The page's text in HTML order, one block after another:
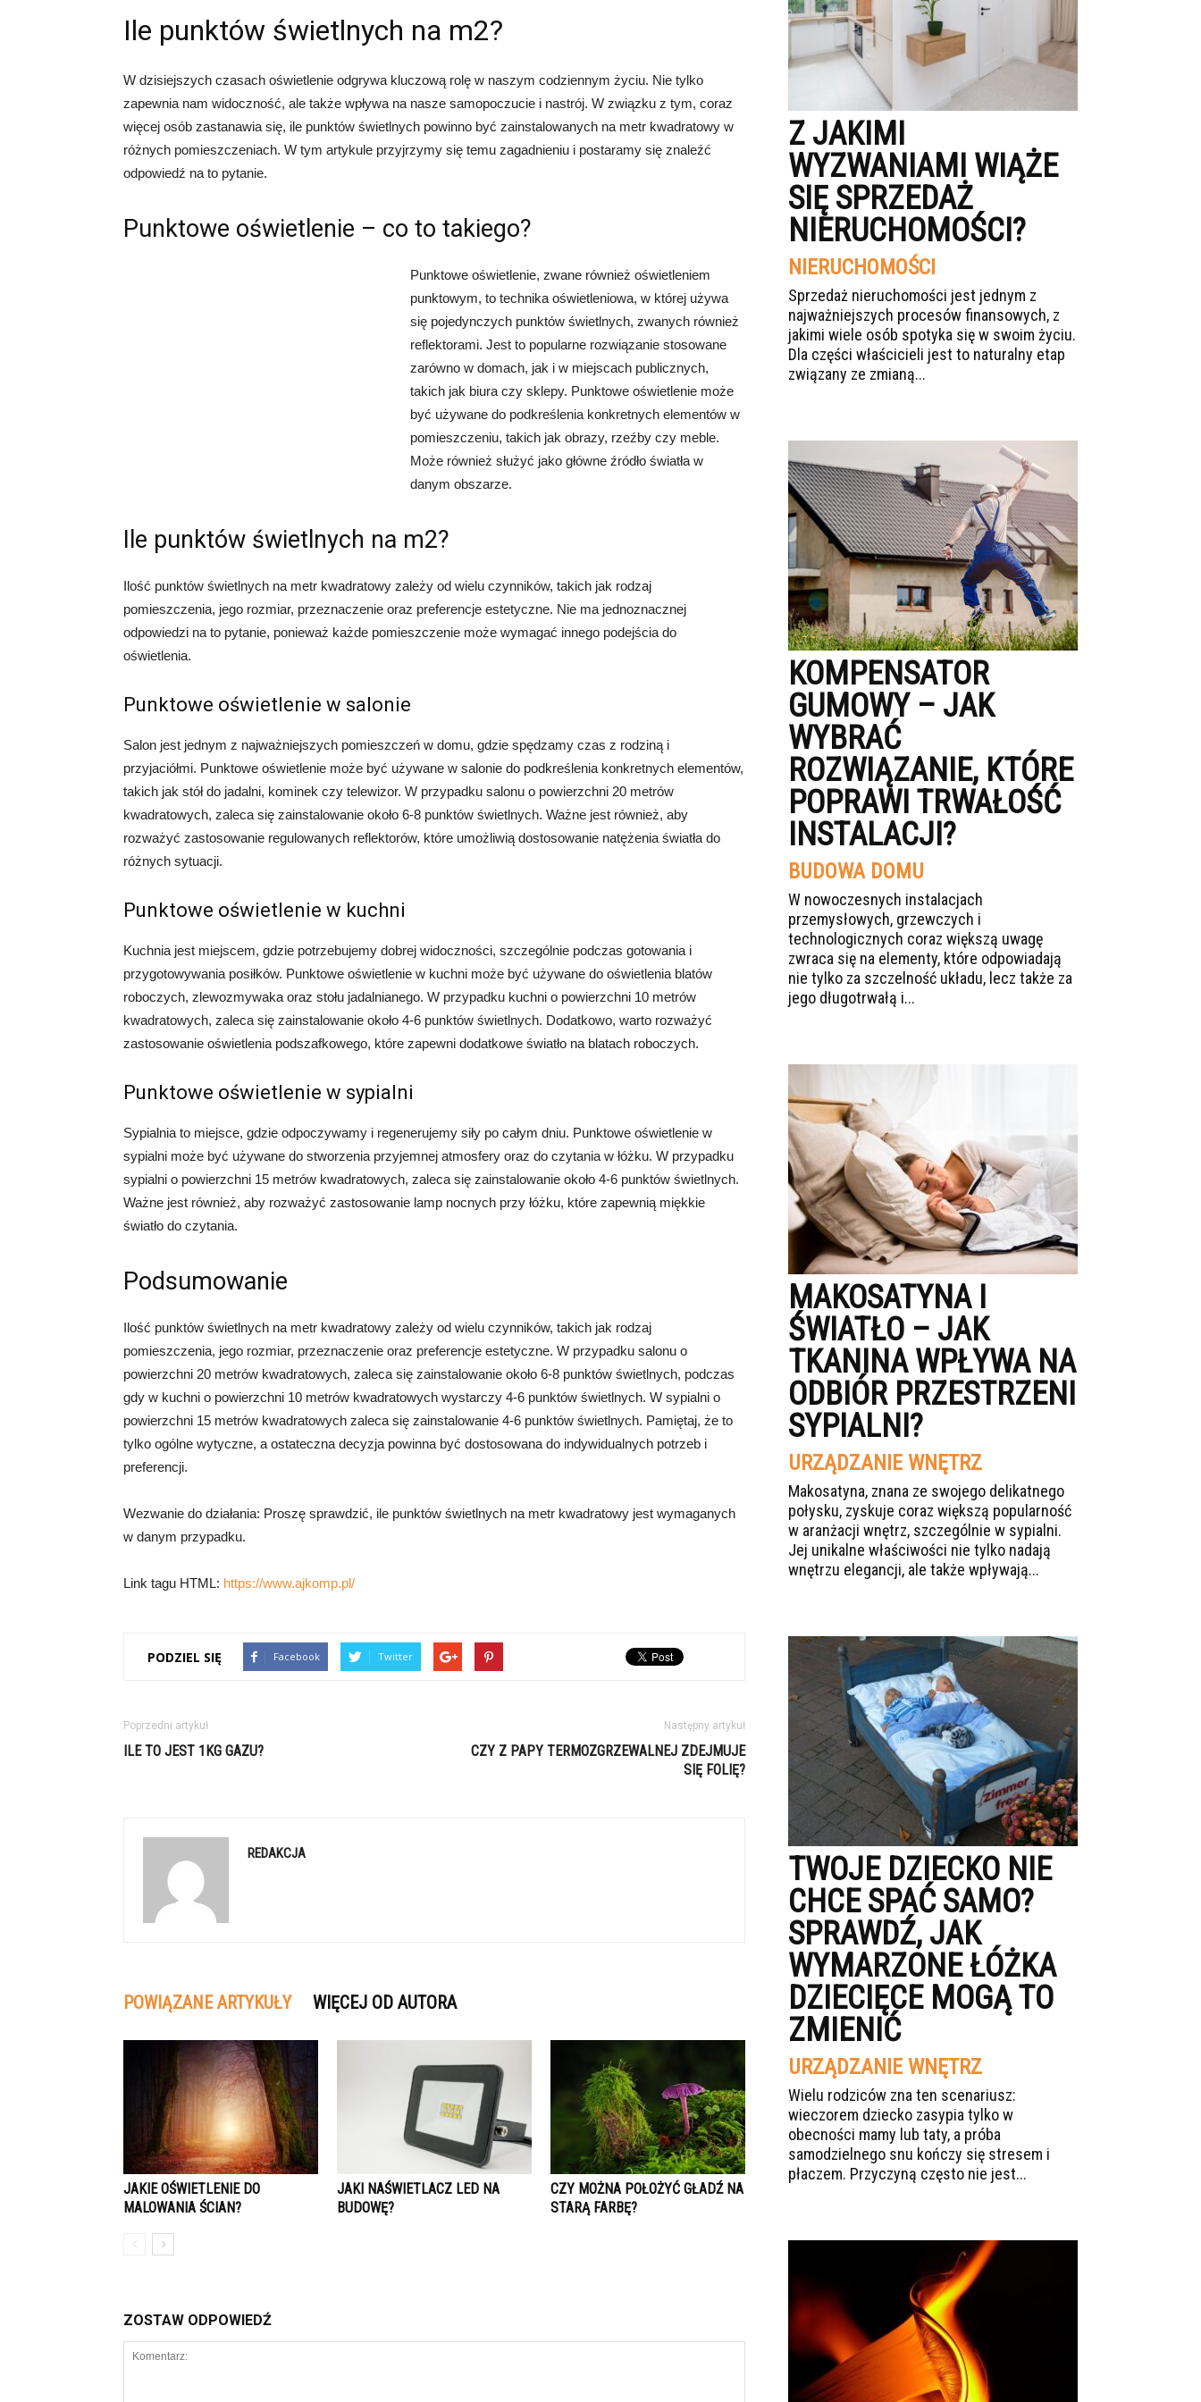
Ile punktów świetlnych na m2?
W dzisiejszych czasach oświetlenie odgrywa kluczową rolę w naszym codziennym życiu. Nie tylko
zapewnia nam widoczność, ale także wpływa na nasze samopoczucie i nastrój. W związku z tym, coraz
więcej osób zastanawia się, ile punktów świetlnych powinno być zainstalowanych na metr kwadratowy w
różnych pomieszczeniach. W tym artykule przyjrzymy się temu zagadnieniu i postaramy się znaleźć
odpowiedź na to pytanie.
Punktowe oświetlenie – co to takiego?
Punktowe oświetlenie, zwane również oświetleniem
punktowym, to technika oświetleniowa, w której używa
się pojedynczych punktów świetlnych, zwanych również
reflektorami. Jest to popularne rozwiązanie stosowane
zarówno w domach, jak i w miejscach publicznych,
takich jak biura czy sklepy. Punktowe oświetlenie może
być używane do podkreślenia konkretnych elementów w
pomieszczeniu, takich jak obrazy, rzeźby czy meble.
Może również służyć jako główne źródło światła w
danym obszarze.
Ile punktów świetlnych na m2?
Ilość punktów świetlnych na metr kwadratowy zależy od wielu czynników, takich jak rodzaj
pomieszczenia, jego rozmiar, przeznaczenie oraz preferencje estetyczne. Nie ma jednoznacznej
odpowiedzi na to pytanie, ponieważ każde pomieszczenie może wymagać innego podejścia do
oświetlenia.
Punktowe oświetlenie w salonie
Salon jest jednym z najważniejszych pomieszczeń w domu, gdzie spędzamy czas z rodziną i
przyjaciółmi. Punktowe oświetlenie może być używane w salonie do podkreślenia konkretnych elementów,
takich jak stół do jadalni, kominek czy telewizor. W przypadku salonu o powierzchni 20 metrów
kwadratowych, zaleca się zainstalowanie około 6-8 punktów świetlnych. Ważne jest również, aby
rozważyć zastosowanie regulowanych reflektorów, które umożliwią dostosowanie natężenia światła do
różnych sytuacji.
Punktowe oświetlenie w kuchni
Kuchnia jest miejscem, gdzie potrzebujemy dobrej widoczności, szczególnie podczas gotowania i
przygotowywania posiłków. Punktowe oświetlenie w kuchni może być używane do oświetlenia blatów
roboczych, zlewozmywaka oraz stołu jadalnianego. W przypadku kuchni o powierzchni 10 metrów
kwadratowych, zaleca się zainstalowanie około 4-6 punktów świetlnych. Dodatkowo, warto rozważyć
zastosowanie oświetlenia podszafkowego, które zapewni dodatkowe światło na blatach roboczych.
Punktowe oświetlenie w sypialni
Sypialnia to miejsce, gdzie odpoczywamy i regenerujemy siły po całym dniu. Punktowe oświetlenie w
sypialni może być używane do stworzenia przyjemnej atmosfery oraz do czytania w łóżku. W przypadku
sypialni o powierzchni 15 metrów kwadratowych, zaleca się zainstalowanie około 4-6 punktów świetlnych.
Ważne jest również, aby rozważyć zastosowanie lamp nocnych przy łóżku, które zapewnią miękkie
światło do czytania.
Podsumowanie
Ilość punktów świetlnych na metr kwadratowy zależy od wielu czynników, takich jak rodzaj
pomieszczenia, jego rozmiar, przeznaczenie oraz preferencje estetyczne. W przypadku salonu o
powierzchni 20 metrów kwadratowych, zaleca się zainstalowanie około 6-8 punktów świetlnych, podczas
gdy w kuchni o powierzchni 10 metrów kwadratowych wystarczy 4-6 punktów świetlnych. W sypialni o
powierzchni 15 metrów kwadratowych zaleca się zainstalowanie 4-6 punktów świetlnych. Pamiętaj, że to
tylko ogólne wytyczne, a ostateczna decyzja powinna być dostosowana do indywidualnych potrzeb i
preferencji.
Wezwanie do działania: Proszę sprawdzić, ile punktów świetlnych na metr kwadratowy jest wymaganych
w danym przypadku.
Link tagu HTML: https://www.ajkomp.pl/
PODZIEL SIĘ Facebook Twitter
Poprzedni artykuł
ILE TO JEST 1KG GAZU?
Następny artykuł
CZY Z PAPY TERMOZGRZEWALNEJ ZDEJMUJE
SIĘ FOLIĘ?
REDAKCJA
POWIĄZANE ARTYKUŁY WIĘCEJ OD AUTORA
JAKIE OŚWIETLENIE DO
MALOWANIA ŚCIAN?
JAKI NAŚWIETLACZ LED NA
BUDOWĘ?
CZY MOŻNA POŁOŻYĆ GŁADŹ NA
STARĄ FARBĘ?
ZOSTAW ODPOWIEDŹ
Z JAKIMI
WYZWANIAMI WIĄŻE
SIĘ SPRZEDAŻ
NIERUCHOMOŚCI?
NIERUCHOMOŚCI
Sprzedaż nieruchomości jest jednym z
najważniejszych procesów finansowych, z
jakimi wiele osób spotyka się w swoim życiu.
Dla części właścicieli jest to naturalny etap
związany ze zmianą...
KOMPENSATOR
GUMOWY – JAK
WYBRAĆ
ROZWIĄZANIE, KTÓRE
POPRAWI TRWAŁOŚĆ
INSTALACJI?
BUDOWA DOMU
W nowoczesnych instalacjach
przemysłowych, grzewczych i
technologicznych coraz większą uwagę
zwraca się na elementy, które odpowiadają
nie tylko za szczelność układu, lecz także za
jego długotrwałą i...
MAKOSATYNA I
ŚWIATŁO – JAK
TKANINA WPŁYWA NA
ODBIÓR PRZESTRZENI
SYPIALNI?
URZĄDZANIE WNĘTRZ
Makosatyna, znana ze swojego delikatnego
połysku, zyskuje coraz większą popularność
w aranżacji wnętrz, szczególnie w sypialni.
Jej unikalne właściwości nie tylko nadają
wnętrzu elegancji, ale także wpływają...
TWOJE DZIECKO NIE
CHCE SPAĆ SAMO?
SPRAWDŹ, JAK
WYMARZONE ŁÓŻKA
DZIECIĘCE MOGĄ TO
ZMIENIĆ
URZĄDZANIE WNĘTRZ
Wielu rodziców zna ten scenariusz:
wieczorem dziecko zasypia tylko w
obecności mamy lub taty, a próba
samodzielnego snu kończy się stresem i
płaczem. Przyczyną często nie jest...